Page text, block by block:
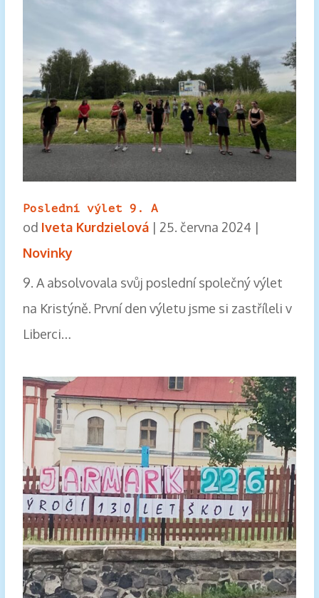
Poslední výlet 9. A
od Iveta Kurdzielová| 25. června 2024 |
Novinky
9. A absolvovala svůj poslední společný výlet
na Kristýně. První den výletu jsme si zastříleli v
Liberci…